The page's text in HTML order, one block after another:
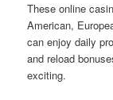
These online
American,
can enjoy daily
and reload
exciting.